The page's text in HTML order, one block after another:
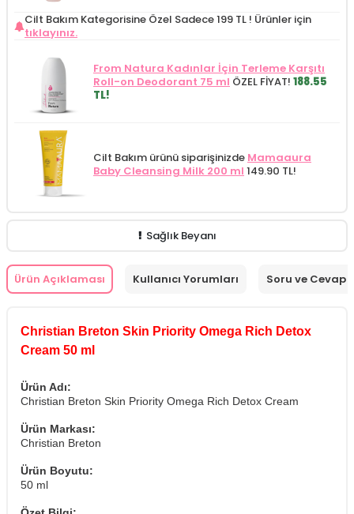
Cilt Bakım Kategorisine Özel Sadece 199 TL ! Ürünler için
tıklayınız.
From Natura Kadınlar İçin Terleme Karşıtı
Roll-on Deodorant 75 ml ÖZEL FİYAT! 188.55
TL!
Cilt Bakım ürünü siparişinizde Mamaaura
Baby Cleansing Milk 200 ml 149.90 TL!
Sağlık Beyanı
Ürün Açıklaması Kullanıcı Yorumları Soru ve Cevap
Christian Breton Skin Priority Omega Rich Detox
Cream 50 ml
Ürün Adı:
Christian Breton Skin Priority Omega Rich Detox Cream
Ürün Markası:
Christian Breton
Ürün Boyutu:
50 ml